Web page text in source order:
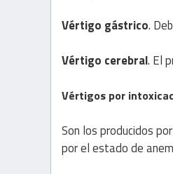
Vértigo gástrico.
Vértigo cerebral. El
Vértigos por
Son los producidos
por el estado de